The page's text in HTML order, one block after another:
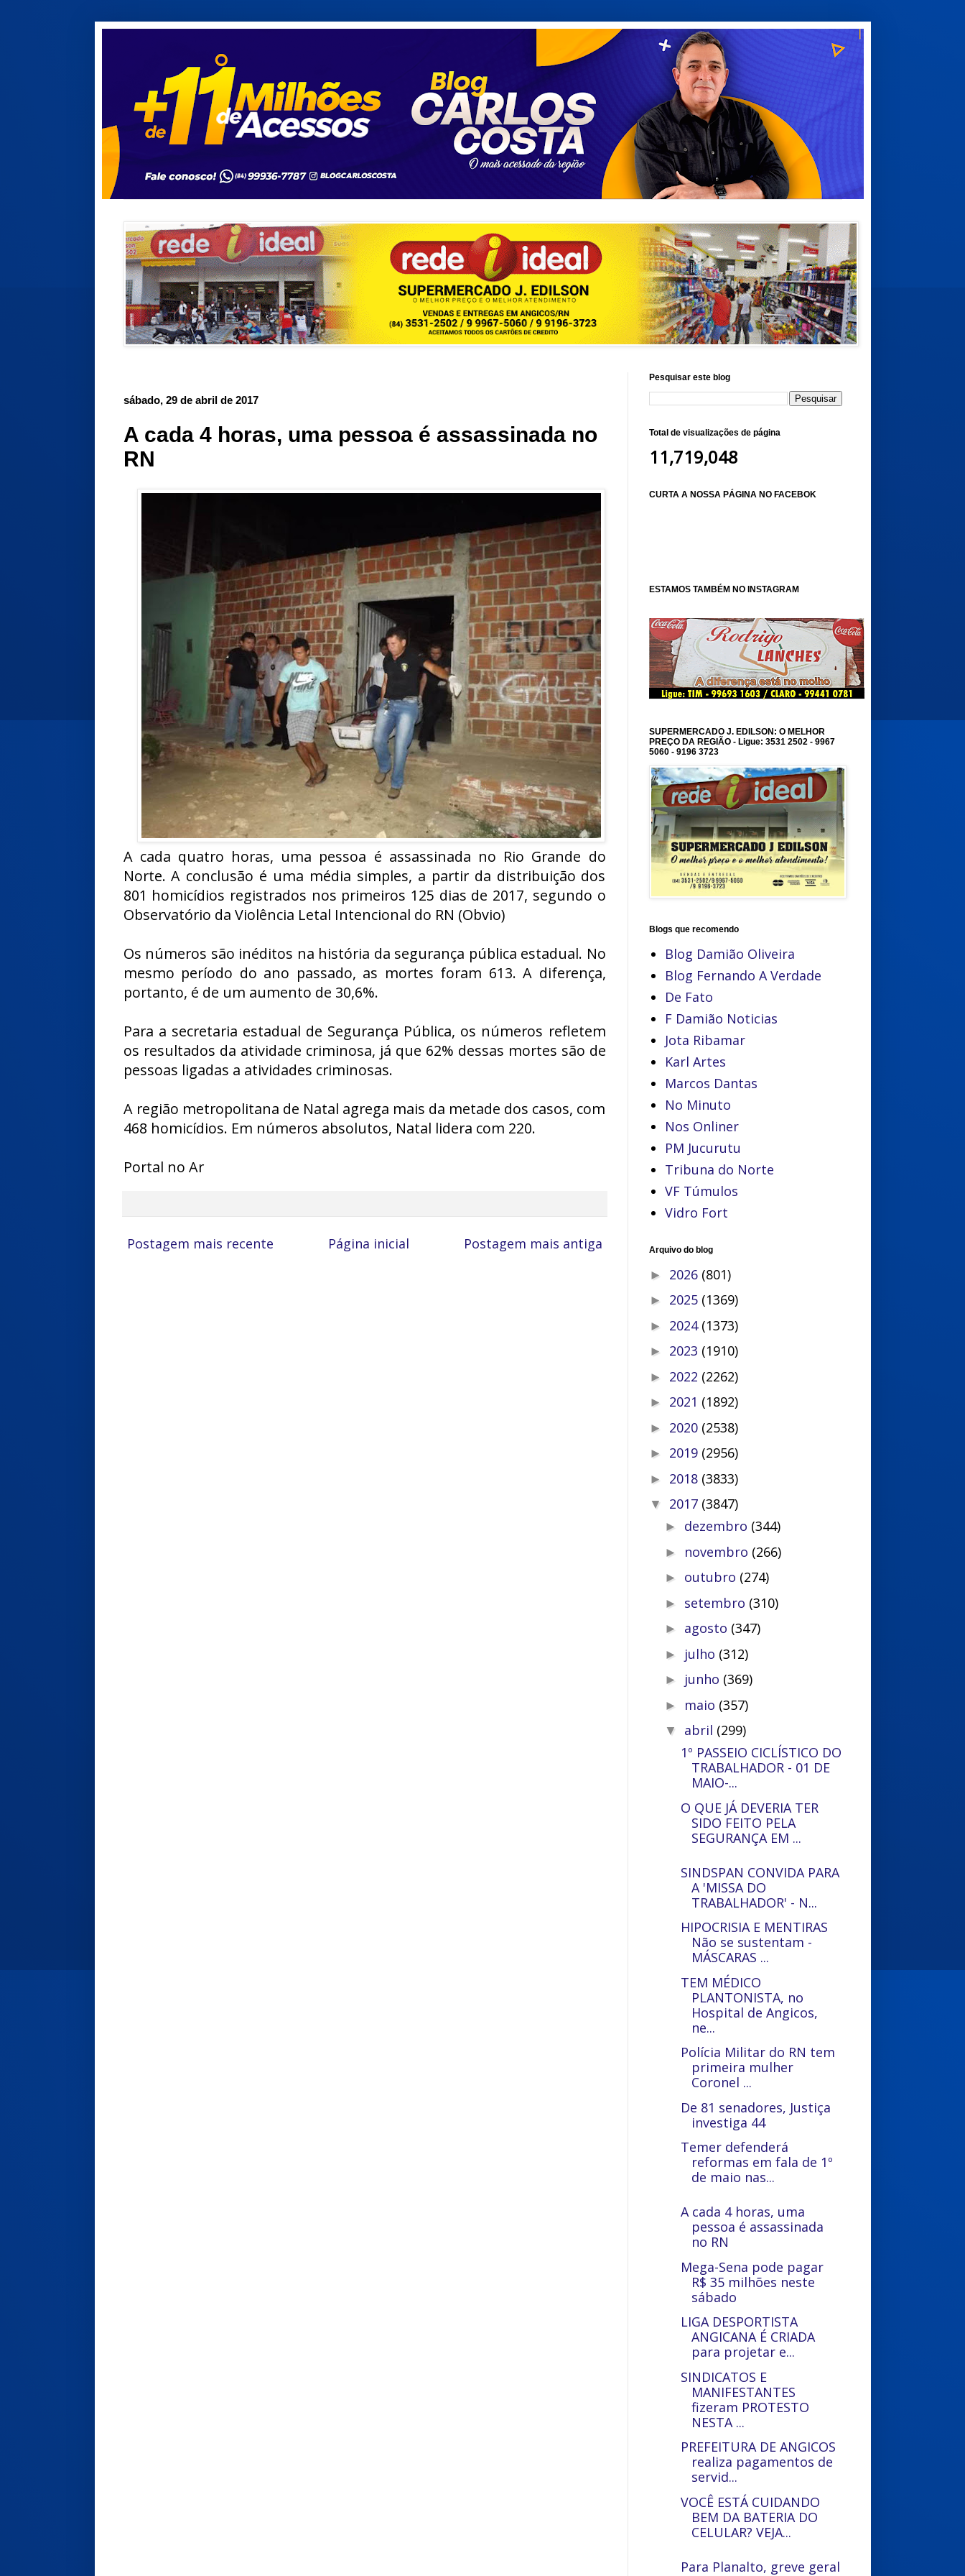
sábado, 29 de abril de 2017
A cada 4 horas, uma pessoa é assassinada no
RN
A cada quatro horas, uma pessoa é assassinada no Rio Grande do
Norte. A conclusão é uma média simples, a partir da distribuição dos
801 homicídios registrados nos primeiros 125 dias de 2017, segundo o
Observatório da Violência Letal Intencional do RN (Obvio)
Os números são inéditos na história da segurança pública estadual. No
mesmo período do ano passado, as mortes foram 613. A diferença,
portanto, é de um aumento de 30,6%.
Para a secretaria estadual de Segurança Pública, os números refletem
os resultados da atividade criminosa, já que 62% dessas mortes são de
pessoas ligadas a atividades criminosas.
A região metropolitana de Natal agrega mais da metade dos casos, com
468 homicídios. Em números absolutos, Natal lidera com 220.
Portal no Ar
Postagem mais recente Postagem mais antiga
Página inicial
Pesquisar este blog
Total de visualizações de página
11,719,048
CURTA A NOSSA PÁGINA NO FACEBOK
ESTAMOS TAMBÉM NO INSTAGRAM
SUPERMERCADO J. EDILSON: O MELHOR
PREÇO DA REGIÃO - Ligue: 3531 2502 - 9967
5060 - 9196 3723
Blogs que recomendo
Blog Damião Oliveira
Blog Fernando A Verdade
De Fato
F Damião Noticias
Jota Ribamar
Karl Artes
Marcos Dantas
No Minuto
Nos Onliner
PM Jucurutu
Tribuna do Norte
VF Túmulos
Vidro Fort
Arquivo do blog
► 2026 (801)
► 2025 (1369)
► 2024 (1373)
► 2023 (1910)
► 2022 (2262)
► 2021 (1892)
► 2020 (2538)
► 2019 (2956)
► 2018 (3833)
▼ 2017 (3847)
► dezembro (344)
► novembro (266)
► outubro (274)
► setembro (310)
► agosto (347)
► julho (312)
► junho (369)
► maio (357)
▼ abril (299)
1º PASSEIO CICLÍSTICO DO
TRABALHADOR - 01 DE
MAIO-...
O QUE JÁ DEVERIA TER
SIDO FEITO PELA
SEGURANÇA EM ...
SINDSPAN CONVIDA PARA
A 'MISSA DO
TRABALHADOR' - N...
HIPOCRISIA E MENTIRAS
Não se sustentam -
MÁSCARAS ...
TEM MÉDICO
PLANTONISTA, no
Hospital de Angicos,
ne...
Polícia Militar do RN tem
primeira mulher
Coronel ...
De 81 senadores, Justiça
investiga 44
Temer defenderá
reformas em fala de 1º
de maio nas...
A cada 4 horas, uma
pessoa é assassinada
no RN
Mega-Sena pode pagar
R$ 35 milhões neste
sábado
LIGA DESPORTISTA
ANGICANA É CRIADA
para projetar e...
SINDICATOS E
MANIFESTANTES
fizeram PROTESTO
NESTA ...
PREFEITURA DE ANGICOS
realiza pagamentos de
servid...
VOCÊ ESTÁ CUIDANDO
BEM DA BATERIA DO
CELULAR? VEJA...
Para Planalto, greve geral